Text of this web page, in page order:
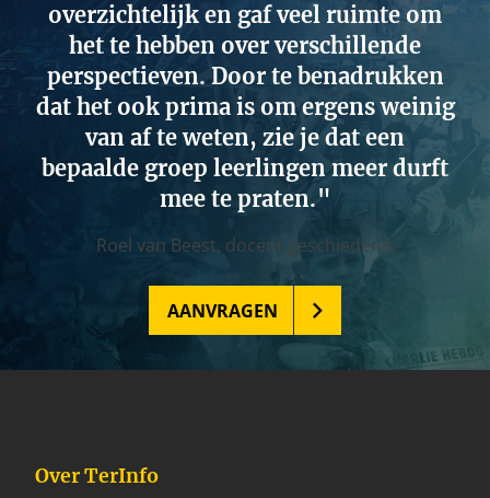
overzichtelijk en gaf veel ruimte om
het te hebben over verschillende
perspectieven. Door te benadrukken
dat het ook prima is om ergens weinig
van af te weten, zie je dat een
bepaalde groep leerlingen meer durft
mee te praten.
Roel van Beest, docent geschiedenis
AANVRAGEN
Over TerInfo